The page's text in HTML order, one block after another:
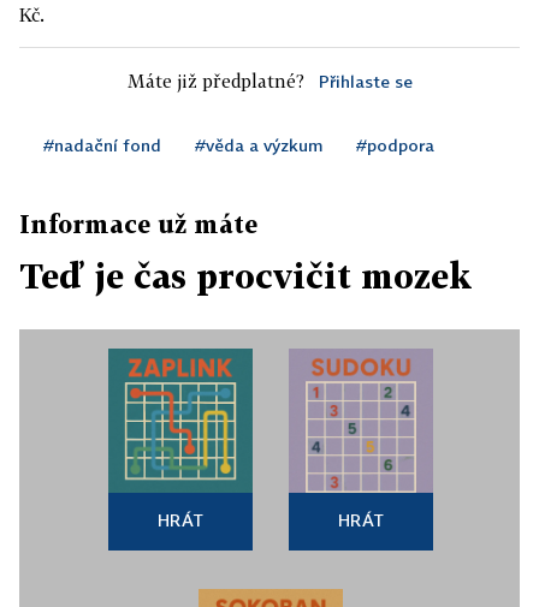
Kč.
Máte již předplatné? Přihlaste se
#nadační fond #věda a výzkum #podpora
Informace už máte
Teď je čas procvičit mozek
HRÁT HRÁT